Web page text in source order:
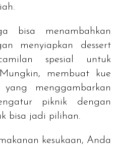
bisa menambahkan
menyiapkan dessert
spesial untuk
membuat kue
menggambarkan
piknik dengan
bisa jadi pilihan.
kesukaan, Anda